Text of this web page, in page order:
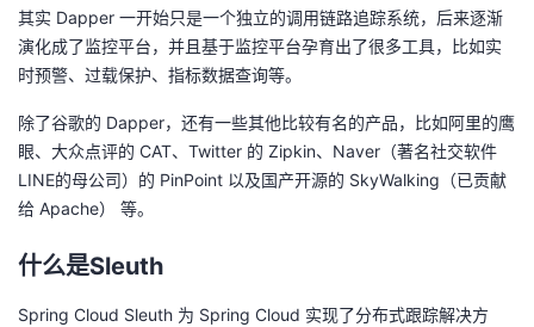
其实 Dapper 一开始只是一个独立的调用链路追踪系统，后来逐渐
演化成了监控平台，并且基于监控平台孕育出了很多工具，比如实
时预警、过载保护、指标数据查询等。
除了谷歌的 Dapper，还有一些其他比较有名的产品，比如阿里的鹰
眼、大众点评的 CAT、Twitter 的 Zipkin、Naver（著名社交软件
LINE的母公司）的 PinPoint 以及国产开源的 SkyWalking（已贡献
给 Apache） 等。
什么是Sleuth
Spring Cloud Sleuth 为 Spring Cloud 实现了分布式跟踪解决方